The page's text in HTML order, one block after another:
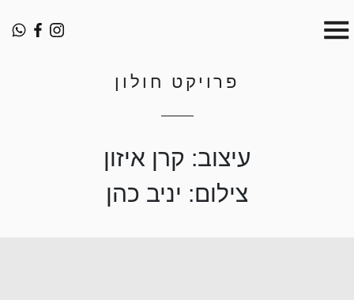
פרויקט חולון
עיצוב: קרן איזון
צילום: יניב כהן